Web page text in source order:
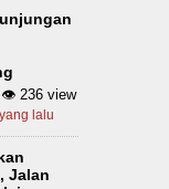
👁 236 view
lalu
Jalan